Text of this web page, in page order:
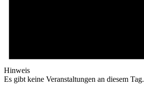
Hinweis
Es gibt keine Veranstaltungen an diesem Tag.